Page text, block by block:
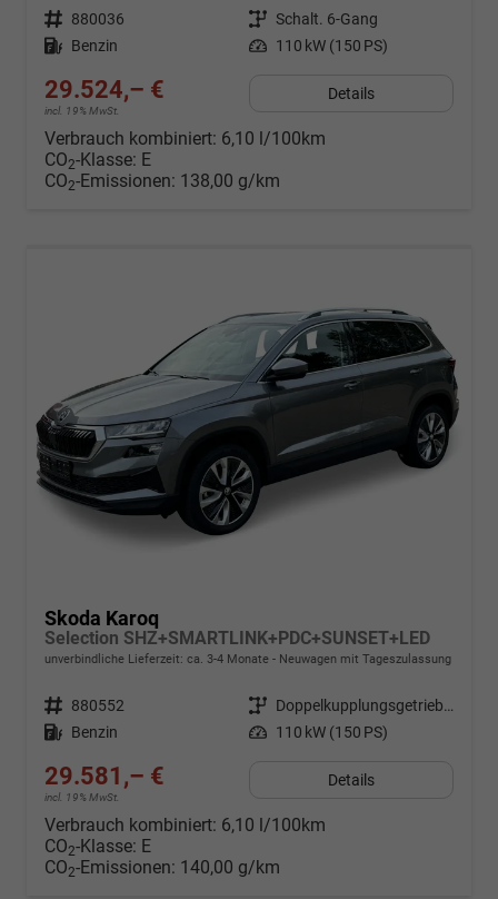
Fahrzeugnr. 880036 Getriebe Schalt. 6-Gang
Kraftstoff Benzin Leistung 110 kW (150 PS)
29.524,– €
incl. 19% MwSt.
Details
Verbrauch kombiniert: 6,10 l/100km
CO2-Klasse: E
CO2-Emissionen: 138,00 g/km
Skoda Karoq
Selection SHZ+SMARTLINK+PDC+SUNSET+LED
unverbindliche Lieferzeit: ca. 3-4 Monate Neuwagen mit Tageszulassung
Fahrzeugnr. 880552 Getriebe
Doppelkupplungsgetriebe (DSG)
Kraftstoff Benzin Leistung 110 kW (150 PS)
29.581,– €
incl. 19% MwSt.
Details
Verbrauch kombiniert: 6,10 l/100km
CO2-Klasse: E
CO2-Emissionen: 140,00 g/km